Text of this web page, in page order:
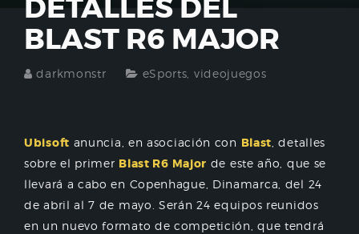
DETALLES DEL
BLAST R6 MAJOR
darkmonstr eSports videojuegos
Ubisoft anuncia, en asociación con Blast , detalles
sobre el primer Blast R6 Major de este año, que se
llevará a cabo en Copenhague, Dinamarca, del 24
de abril al 7 de mayo. Serán 24 equipos reunidos
en un nuevo formato de competición, que tendrá